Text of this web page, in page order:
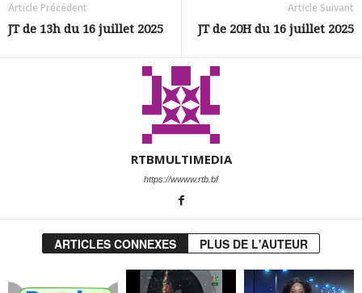
Article Précédent
JT de 13h du 16 juillet 2025
Article Suivant
JT de 20H du 16 juillet 2025
RTBMULTIMEDIA
https://wwww.rtb.bf
ARTICLES CONNEXES PLUS DE L'AUTEUR